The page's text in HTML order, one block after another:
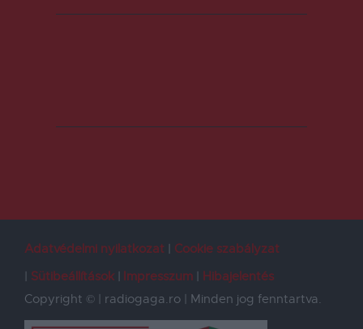
Adatvédelmi nyilatkozat
Cookie szabályzat
Sütibeállítások
Impresszum
Hibajelentés
Copyright © | radiogaga.ro | Minden jog fenntartva.